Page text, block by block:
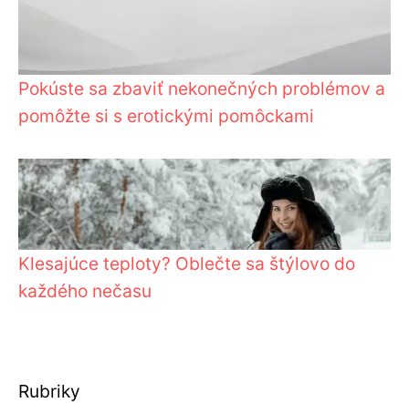
Pokúste sa zbaviť nekonečných problémov a
pomôžte si s erotickými pomôckami
Klesajúce teploty? Oblečte sa štýlovo do
každého nečasu
Rubriky